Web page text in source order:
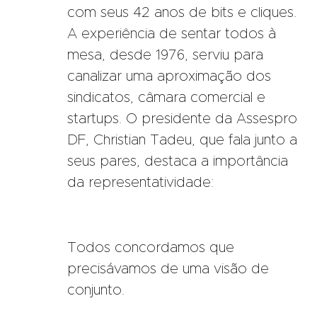
com seus 42 anos de bits e cliques.
A experiência de sentar todos à
mesa, desde 1976, serviu para
canalizar uma aproximação dos
sindicatos, câmara comercial e
startups. O presidente da Assespro
DF, Christian Tadeu, que fala junto a
seus pares, destaca a importância
da representatividade:
Todos concordamos que
precisávamos de uma visão de
conjunto.